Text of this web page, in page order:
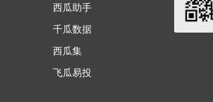
西瓜助手
千瓜数据
西瓜集
飞瓜易投